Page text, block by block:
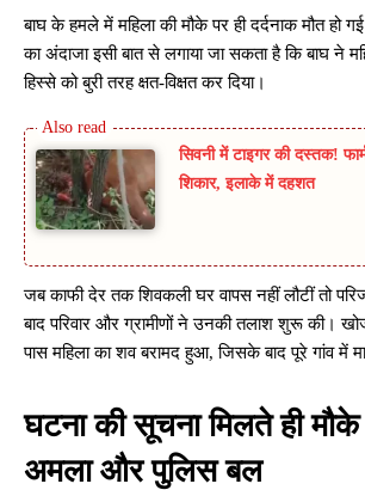
बाघ के हमले में महिला की मौके पर ही दर्दनाक मौत हो
का अंदाजा इसी बात से लगाया जा सकता है कि बाघ ने
हिस्से को बुरी तरह क्षत-विक्षत कर दिया।
सिवनी में टाइगर की दस्तक!
शिकार, इलाके में दहशत
जब काफी देर तक शिवकली घर वापस नहीं लौटीं तो
बाद परिवार और ग्रामीणों ने उनकी तलाश शुरू की।
पास महिला का शव बरामद हुआ, जिसके बाद पूरे गांव में
घटना की सूचना मिलते ही
अमला और पुलिस बल